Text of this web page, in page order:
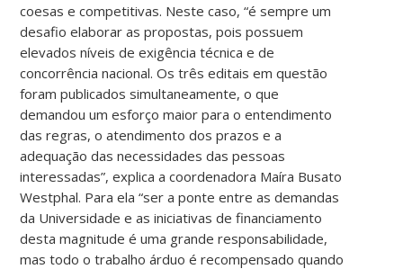
coesas e competitivas. Neste caso, “é sempre um
desafio elaborar as propostas, pois possuem
elevados níveis de exigência técnica e de
concorrência nacional. Os três editais em questão
foram publicados simultaneamente, o que
demandou um esforço maior para o entendimento
das regras, o atendimento dos prazos e a
adequação das necessidades das pessoas
interessadas”, explica a coordenadora Maíra Busato
Westphal. Para ela “ser a ponte entre as demandas
da Universidade e as iniciativas de financiamento
desta magnitude é uma grande responsabilidade,
mas todo o trabalho árduo é recompensado quando